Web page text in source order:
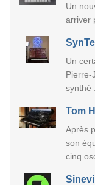
Un
arriver
Un
Pierre-
synthé
Tom
Après
son
cinq